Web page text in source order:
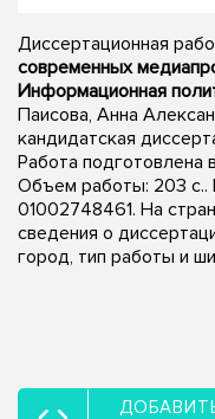
Диссертационная
современных
Информационная
Паисова, Анна
кандидатская
Работа подготовлена
Объем работы: 203 с..
01002748461. На
сведения о
город, тип работы и